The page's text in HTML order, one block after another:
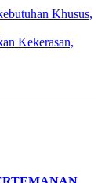
Khusus,
Kekerasan,